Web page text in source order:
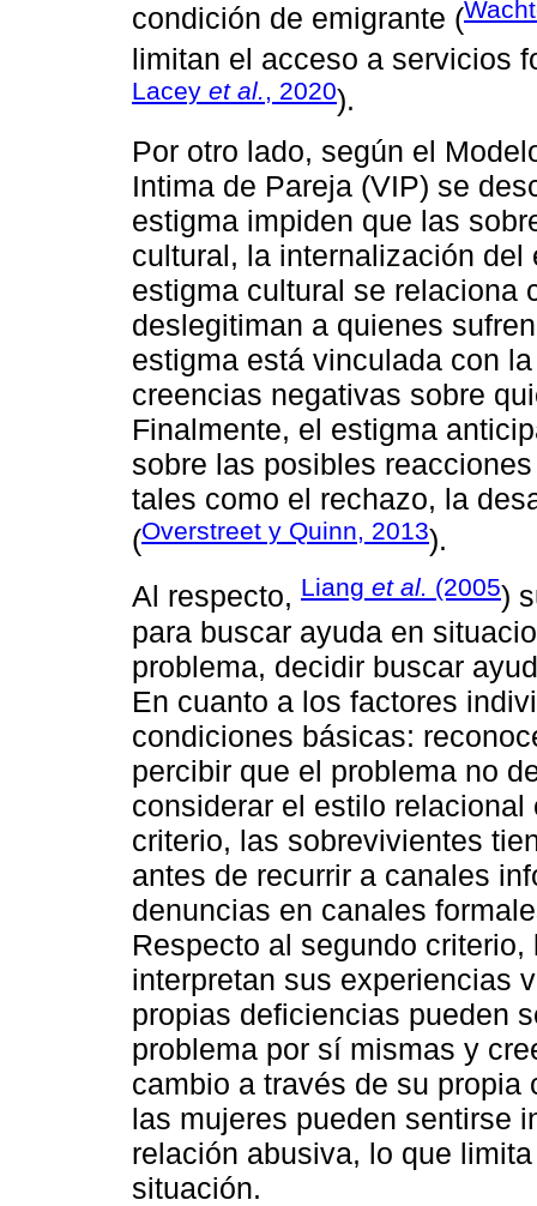
condición de emigrante (
limitan el acceso a servicios
Lacey et al., 2020).
Por otro lado, según el
Intima de Pareja (VIP) se
estigma impiden que las
cultural, la internalización
estigma cultural se relaciona
deslegitiman a quienes
estigma está vinculada con
creencias negativas sobre
Finalmente, el estigma
sobre las posibles
tales como el rechazo, la
(Overstreet y Quinn, 2013).
Al respecto, Liang et al. (2005)
para buscar ayuda en
problema, decidir buscar
En cuanto a los factores
condiciones básicas:
percibir que el problema no
considerar el estilo
criterio, las sobrevivientes
antes de recurrir a canales
denuncias en canales
Respecto al segundo
interpretan sus experiencias
propias deficiencias pueden
problema por sí mismas y
cambio a través de su
las mujeres pueden sentirse
relación abusiva, lo que
situación.